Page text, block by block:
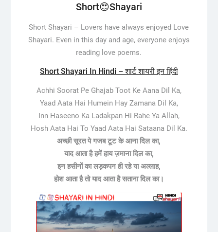
Short😍Shayari
Short Shayari – Lovers have always enjoyed Love
Shayari. Even in this day and age, everyone enjoys
reading love poems.
Short Shayari In Hindi – शार्ट शायरी इन हिंदी
Achhi Soorat Pe Ghajab Toot Ke Aana Dil Ka,
Yaad Aata Hai Humein Hay Zamana Dil Ka,
Inn Haseeno Ka Ladakpan Hi Rahe Ya Allah,
Hosh Aata Hai To Yaad Aata Hai Sataana Dil Ka.
अच्छी सूरत पे गजब टूट के आना दिल का,
याद आता है हमें हाय ज़माना दिल का,
इन हसीनों का लड़कपन ही रहे या अल्लाह,
होश आता है तो याद आता है सताना दिल का।